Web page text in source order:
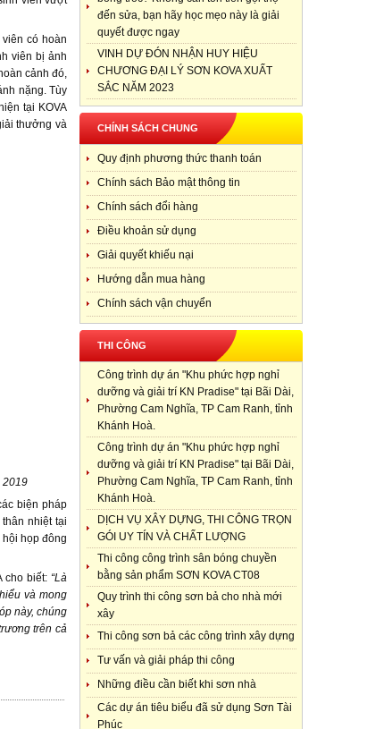
có hoàn
viên bị ảnh
cảnh đó,
nặng. Tùy
tại KOVA
thưởng và
2019
biện pháp
nhiệt tại
hội họp đông
cho biết: “Là
và mong
này, chúng
trên cả
đến sửa, bạn hãy học mẹo này là giải
quyết được ngay
VINH DỰ ĐÓN NHẬN HUY HIỆU
CHƯƠNG ĐẠI LÝ SƠN KOVA XUẤT
SẮC NĂM 2023
CHÍNH SÁCH CHUNG
Quy định phương thức thanh toán
Chính sách Bảo mật thông tin
Chính sách đổi hàng
Điều khoản sử dụng
Giải quyết khiếu nại
Hướng dẫn mua hàng
Chính sách vận chuyển
THI CÔNG
Công trình dự án "Khu phức hợp nghỉ
dưỡng và giải trí KN Pradise" tại Bãi Dài,
Phường Cam Nghĩa, TP Cam Ranh, tỉnh
Khánh Hoà.
Công trình dự án "Khu phức hợp nghỉ
dưỡng và giải trí KN Pradise" tại Bãi Dài,
Phường Cam Nghĩa, TP Cam Ranh, tỉnh
Khánh Hoà.
DỊCH VỤ XÂY DỰNG, THI CÔNG TRỌN
GÓI UY TÍN VÀ CHẤT LƯỢNG
Thi công công trình sân bóng chuyền
bằng sản phẩm SƠN KOVA CT08
Quy trình thi công sơn bả cho nhà mới
xây
Thi công sơn bả các công trình xây dựng
Tư vấn và giải pháp thi công
Những điều cần biết khi sơn nhà
Các dự án tiêu biểu đã sử dụng Sơn Tài
Phúc